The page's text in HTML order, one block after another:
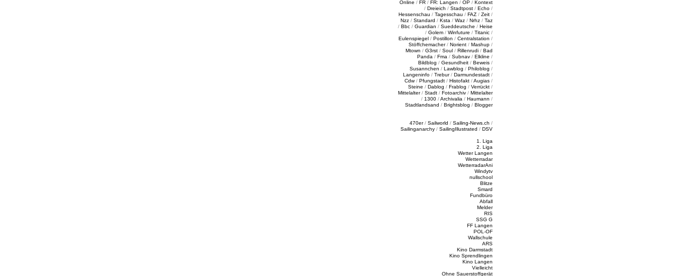
Online / FR / FR: Langen / OP / Kontext
/ Dreieich / Stadtpost / Echo /
Hessenschau / Tagesschau / FAZ / Zeit /
Nzz / Standard / Ksta / Waz / Nrhz / Taz
/ Bbc / Guardian / Sueddeutsche / Heise
/ Golem / Winfuture / Titanic /
Eulenspiegel / Postillon / Centralstation /
Stöffchemacher/ Norient / Mashup /
Mtown / G3rst / Soul / Rillenrudi / Bad
Panda / Fma / Subnav / Elkline /
Bildblog / Gesundheit / Beweis /
Susannchen / Lawblog / Philoblog /
Langeninfo / Trebur/ Darmundestadt /
Cdw/ Pfungstadt / Histofakt /Augias /
Steine / Dablog / Frablog / Verrückt /
Mittelalter/ Stadt / Fotoarchiv / Mittelalter
/ 1300 /Archivalia / Haumann /
Stadtlandsand / Brightsblog / Blogger
470er/ Sailworld / Sailing-News.ch /
Sailinganarchy / SailingIllustrated / DSV
1. Liga
2. Liga
Wetter Langen
Wetterradar
WetterradarAni
Windytv
nullschool
Blitze
Smard
Fundbüro
Abfall
Melder
RIS
SSG G
FF Langen
POL-OF
Wallschule
ARS
Kino Darmstadt
Kino Sprendlingen
Kino Langen
Vielleicht
Ohne Sauerstoffgerät